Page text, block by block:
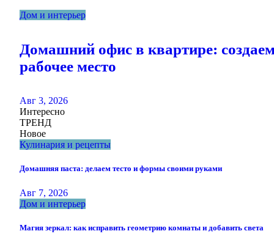
Дом и интерьер
Домашний офис в квартире:
рабочее место
Авг 3, 2026
Интересно
ТРЕНД
Новое
Кулинария и рецепты
Домашняя паста: делаем тесто и формы своими руками
Авг 7, 2026
Дом и интерьер
Магия зеркал: как исправить геометрию комнаты и добавить света